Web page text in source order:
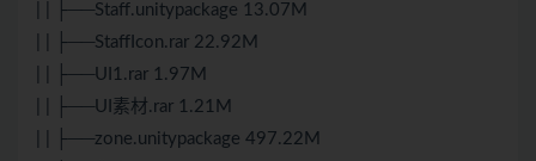
| | ├──Staff.unitypackage 13.07M
| | ├──StaffIcon.rar 22.92M
| | ├──UI1.rar 1.97M
| | ├──UI素材.rar 1.21M
| | ├──zone.unitypackage 497.22M